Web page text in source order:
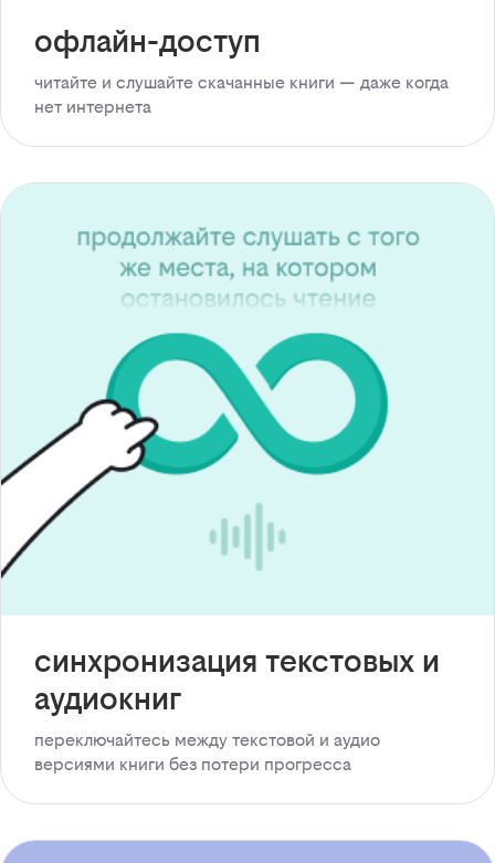
офлайн-доступ
читайте и слушайте скачанные книги — даже когда
нет интернета
синхронизация текстовых и
аудиокниг
переключайтесь между текстовой и аудио
версиями книги без потери прогресса